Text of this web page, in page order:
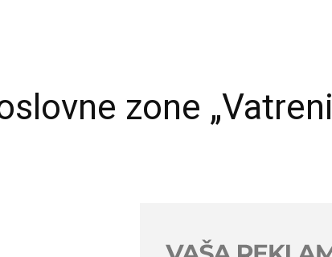
zone „Vatreni